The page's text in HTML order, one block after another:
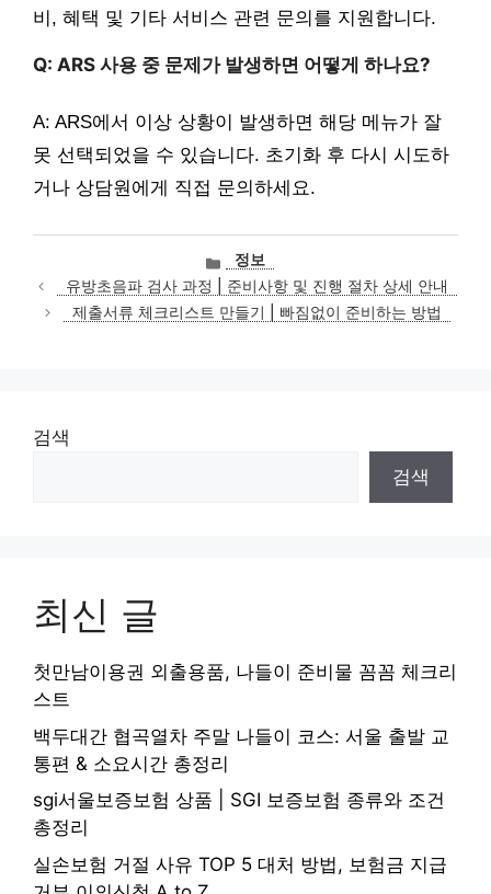
비, 혜택 및 기타 서비스 관련 문의를 지원합니다.
Q: ARS 사용 중 문제가 발생하면 어떻게 하나요?
A: ARS에서 이상 상황이 발생하면 해당 메뉴가 잘
못 선택되었을 수 있습니다. 초기화 후 다시 시도하
거나 상담원에게 직접 문의하세요.
카
테
고
리
정보
유방초음파 검사 과정 | 준비사항 및 진행 절차 상세 안내
제출서류 체크리스트 만들기 | 빠짐없이 준비하는 방법
검색
검색
최신 글
첫만남이용권 외출용품, 나들이 준비물 꼼꼼 체크리
스트
백두대간 협곡열차 주말 나들이 코스: 서울 출발 교
통편 & 소요시간 총정리
sgi서울보증보험 상품 | SGI 보증보험 종류와 조건
총정리
실손보험 거절 사유 TOP 5 대처 방법, 보험금 지급